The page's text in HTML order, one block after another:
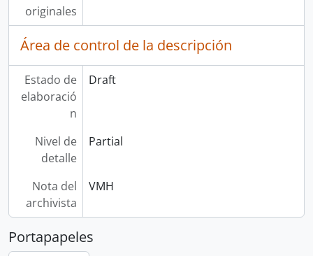
originales
Área de control de la descripción
Estado de
elaboració
n
Draft
Nivel de
detalle
Partial
Nota del
archivista
VMH
Portapapeles